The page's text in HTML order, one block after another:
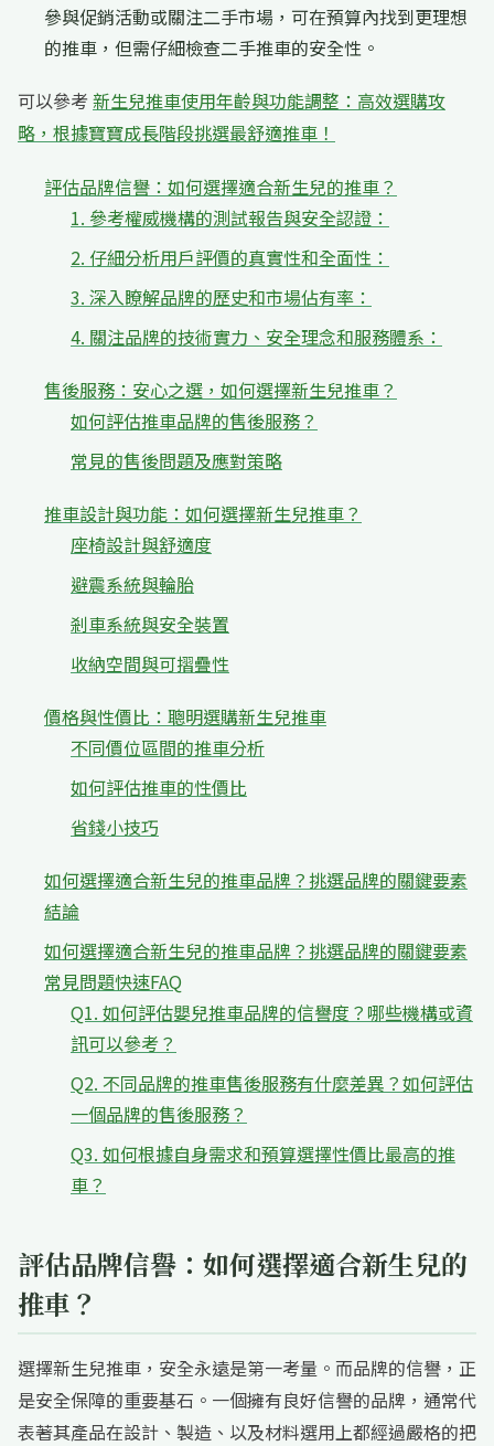
參與促銷活動或關注二手市場，可在預算內找到更理想
的推車，但需仔細檢查二手推車的安全性。
可以參考新生兒推車使用年齡與功能調整：高效選購攻
略，根據寶寶成長階段挑選最舒適推車！
評估品牌信譽：如何選擇適合新生兒的推車？
1. 參考權威機構的測試報告與安全認證：
2. 仔細分析用戶評價的真實性和全面性：
3. 深入瞭解品牌的歷史和市場佔有率：
4. 關注品牌的技術實力、安全理念和服務體系：
售後服務：安心之選，如何選擇新生兒推車？
如何評估推車品牌的售後服務？
常見的售後問題及應對策略
推車設計與功能：如何選擇新生兒推車？
座椅設計與舒適度
避震系統與輪胎
剎車系統與安全裝置
收納空間與可摺疊性
價格與性價比：聰明選購新生兒推車
不同價位區間的推車分析
如何評估推車的性價比
省錢小技巧
如何選擇適合新生兒的推車品牌？挑選品牌的關鍵要素
結論
如何選擇適合新生兒的推車品牌？挑選品牌的關鍵要素
常見問題快速FAQ
Q1. 如何評估嬰兒推車品牌的信譽度？哪些機構或資
訊可以參考？
Q2. 不同品牌的推車售後服務有什麼差異？如何評估
一個品牌的售後服務？
Q3. 如何根據自身需求和預算選擇性價比最高的推
車？
評估品牌信譽：如何選擇適合新生兒的
推車？
選擇新生兒推車，安全永遠是第一考量。而品牌的信譽，正
是安全保障的重要基石。一個擁有良好信譽的品牌，通常代
表著其產品在設計、製造、以及材料選用上都經過嚴格的把